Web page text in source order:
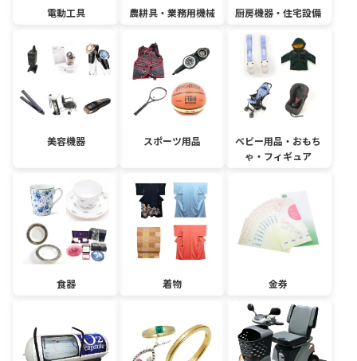
電動工具 農耕具・業務用機械 厨房機器・住宅設備
美容機器 スポーツ用品
ベビー用品・おもち
ゃ・フィギュア
食器 着物 金券